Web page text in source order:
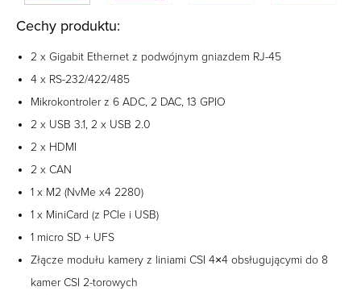
Cechy produktu:
2 x Gigabit Ethernet z podwójnym gniazdem RJ-45
4 x RS-232/422/485
Mikrokontroler z 6 ADC, 2 DAC, 13 GPIO
2 x USB 3.1, 2 x USB 2.0
2 x HDMI
2 x CAN
1 x M2 (NvMe x4 2280)
1 x MiniCard (z PCIe i USB)
1 micro SD + UFS
Złącze modułu kamery z liniami CSI 4×4 obsługującymi do 8
kamer CSI 2-torowych